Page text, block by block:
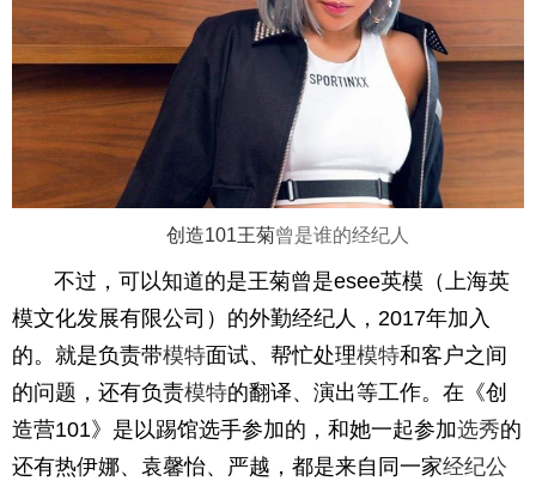
创造101王菊曾是谁的经纪人
不过，可以知道的是王菊曾是esee英模（上海英
模文化发展有限公司）的外勤经纪人，2017年加入
的。就是负责带模特面试、帮忙处理模特和客户之间
的问题，还有负责模特的翻译、演出等工作。在《创
造营101》是以踢馆选手参加的，和她一起参加选秀的
还有热伊娜、袁馨怡、严越，都是来自同一家经纪公